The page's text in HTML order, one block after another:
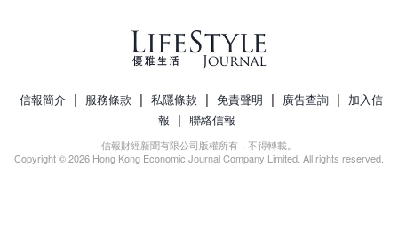
信報簡介 | 服務條款 | 私隱條款 | 免責聲明 | 廣告查詢 | 加入信
報 | 聯絡信報
信報財經新聞有限公司版權所有，不得轉載。
Copyright © 2026 Hong Kong Economic Journal Company Limited. All rights reserved.